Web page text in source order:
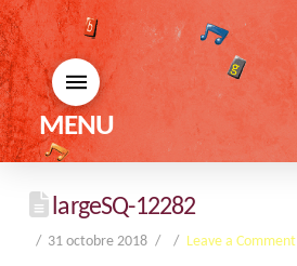
MENU
largeSQ-12282
31 octobre 2018 Leave a Comment